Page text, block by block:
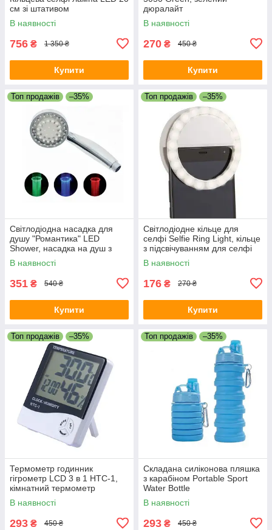
см зі штативом
В наявності
756 ₴ 1 350 ₴
Купити
дюралайт
В наявності
270 ₴ 450 ₴
Купити
Топ продажів –35%
Світлодіодна насадка для
душу "Романтика" LED
Shower, насадка на душ з
підсвічуванням,
світлодіодний душ
В наявності
351 ₴ 540 ₴
Купити
Топ продажів –35%
Світлодіодне кільце для
селфі Selfie Ring Light, кільце
з підсвічуванням для селфі
В наявності
176 ₴ 270 ₴
Купити
Топ продажів –35%
Термометр годинник
гігрометр LCD 3 в 1 HTC-1,
кімнатний термометр
В наявності
293 ₴ 450 ₴
Топ продажів –35%
Складана силіконова пляшка
з карабіном Portable Sport
Water Bottle
В наявності
293 ₴ 450 ₴